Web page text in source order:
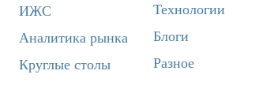
ИЖС
Аналитика рынка
Круглые столы
Технологии
Блоги
Разное